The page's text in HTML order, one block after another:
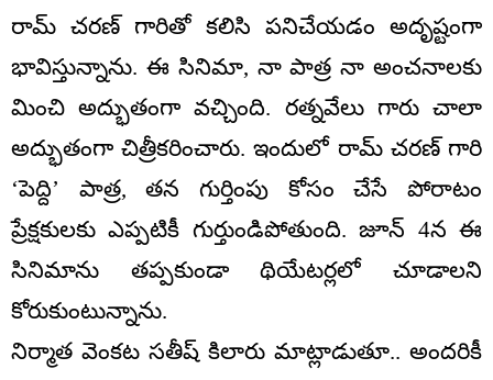
రామ్ చరణ్ గారితో కలిసి పనిచేయడం అదృష్టంగా
భావిస్తున్నాను. ఈ సినిమా, నా పాత్ర నా అంచనాలకు
మించి అద్భుతంగా వచ్చింది. రత్నవేలు గారు చాలా
అద్భుతంగా చిత్రీకరించారు. ఇందులో రామ్ చరణ్ గారి
‘పెద్ది’ పాత్ర, తన గుర్తింపు కోసం చేసే పోరాటం
ప్రేక్షకులకు ఎప్పటికీ గుర్తుండిపోతుంది. జూన్ 4న ఈ
సినిమాను తప్పకుండా థియేటర్లలో చూడాలని
కోరుకుంటున్నాను.
నిర్మాత వెంకట సతీష్ కిలారు మాట్లాడుతూ.. అందరికీ